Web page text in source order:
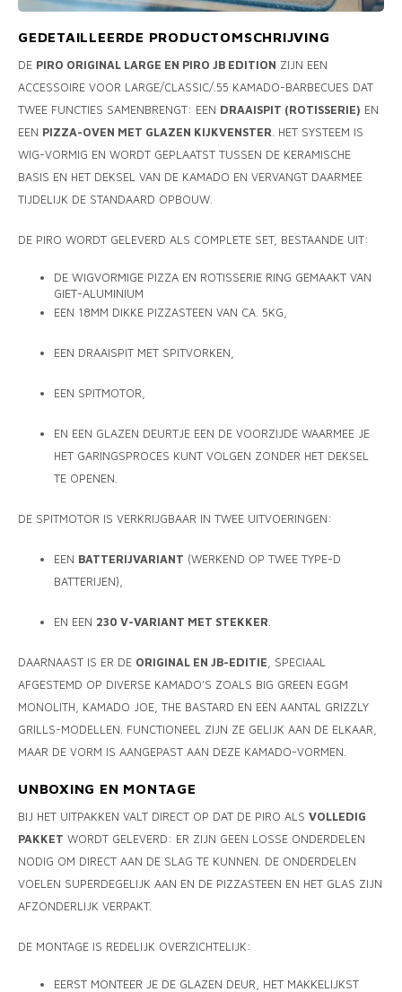
GEDETAILLEERDE PRODUCTOMSCHRIJVING
DE PIRO ORIGINAL LARGE EN PIRO JB EDITION ZIJN EEN
ACCESSOIRE VOOR LARGE/CLASSIC/.55 KAMADO-BARBECUES DAT
TWEE FUNCTIES SAMENBRENGT: EEN DRAAISPIT (ROTISSERIE) EN
EEN PIZZA-OVEN MET GLAZEN KIJKVENSTER. HET SYSTEEM IS
WIG-VORMIG EN WORDT GEPLAATST TUSSEN DE KERAMISCHE
BASIS EN HET DEKSEL VAN DE KAMADO EN VERVANGT DAARMEE
TIJDELIJK DE STANDAARD OPBOUW.
DE PIRO WORDT GELEVERD ALS COMPLETE SET, BESTAANDE UIT:
DE WIGVORMIGE PIZZA EN ROTISSERIE RING GEMAAKT VAN
GIET-ALUMINIUM
EEN 18MM DIKKE PIZZASTEEN VAN CA. 5KG,
EEN DRAAISPIT MET SPITVORKEN,
EEN SPITMOTOR,
EN EEN GLAZEN DEURTJE EEN DE VOORZIJDE WAARMEE JE
HET GARINGSPROCES KUNT VOLGEN ZONDER HET DEKSEL
TE OPENEN.
DE SPITMOTOR IS VERKRIJGBAAR IN TWEE UITVOERINGEN:
EEN BATTERIJVARIANT (WERKEND OP TWEE TYPE-D
BATTERIJEN),
EN EEN 230 V-VARIANT MET STEKKER.
DAARNAAST IS ER DE ORIGINAL EN JB-EDITIE , SPECIAAL
AFGESTEMD OP DIVERSE KAMADO’S ZOALS BIG GREEN EGGM
MONOLITH, KAMADO JOE, THE BASTARD EN EEN AANTAL GRIZZLY
GRILLS-MODELLEN. FUNCTIONEEL ZIJN ZE GELIJK AAN DE ELKAAR,
MAAR DE VORM IS AANGEPAST AAN DEZE KAMADO-VORMEN.
UNBOXING EN MONTAGE
BIJ HET UITPAKKEN VALT DIRECT OP DAT DE PIRO ALS VOLLEDIG
PAKKET WORDT GELEVERD: ER ZIJN GEEN LOSSE ONDERDELEN
NODIG OM DIRECT AAN DE SLAG TE KUNNEN. DE ONDERDELEN
VOELEN SUPERDEGELIJK AAN EN DE PIZZASTEEN EN HET GLAS ZIJN
AFZONDERLIJK VERPAKT.
DE MONTAGE IS REDELIJK OVERZICHTELIJK:
EERST MONTEER JE DE GLAZEN DEUR, HET MAKKELIJKST